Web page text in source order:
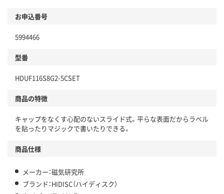
お申込番号
5994466
型番
HDUF116S8G2-5CSET
商品の特徴
キャップをなくす心配のないスライド式。平らな表面だからラベル
を貼ったりマジックで書いたりできる。
商品仕様
メーカー：磁気研究所
ブランド：HIDISC（ハイディスク）